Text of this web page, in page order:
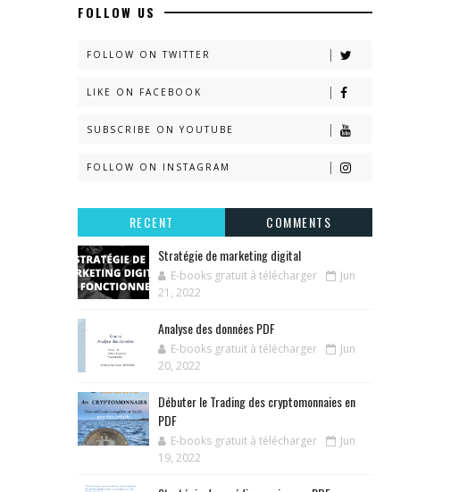
FOLLOW US
FOLLOW ON TWITTER
LIKE ON FACEBOOK
SUBSCRIBE ON YOUTUBE
FOLLOW ON INSTAGRAM
RECENT
COMMENTS
Stratégie de marketing digital
E-books gratuit à télécharger
Jun
21, 2022
Analyse des données PDF
E-books gratuit à télécharger
Jun
20, 2022
Débuter le Trading des cryptomonnaies en
PDF
E-books gratuit à télécharger
Jun
19, 2022